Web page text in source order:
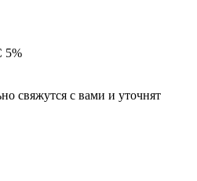
5%
свяжутся с вами и уточнят